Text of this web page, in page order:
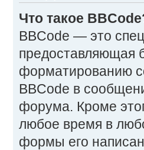
Что такое
BBCode — это
предоставляющая
форматированию
BBCode в
форума. Кроме
любое время в
формы его